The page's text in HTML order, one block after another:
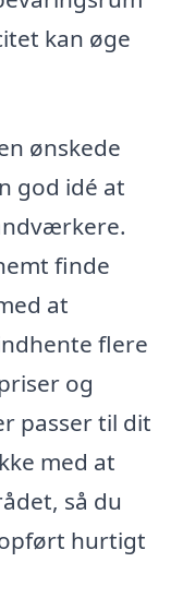
kan øge
ønskede
god idé at
finde
at
flere
og
passer til dit
med at
så du
hurtigt